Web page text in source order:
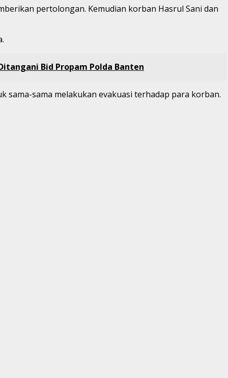
pertolongan. Kemudian korban Hasrul Sani dan
Bid Propam Polda Banten
sama melakukan evakuasi terhadap para korban.